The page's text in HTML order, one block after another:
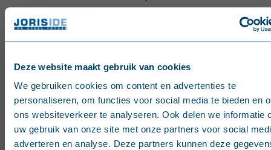
Deze website maakt gebruik van cookies
We gebruiken cookies om content en advertenties te
personaliseren, om functies voor social media te bieden en
ons websiteverkeer te analyseren. Ook delen we informatie
uw gebruik van onze site met onze partners voor social
adverteren en analyse. Deze partners kunnen deze
English (United Kingdom)
Nederlands (België)
Français (Belgique)
Met geometrieën geïnspireerd op traditionele houten
gevels (zoalslatten, planchetten en kepers) combineert
installatie en duurzaamheid van metaal, zonder de
onderhoudsintensieve eigenschappen van traditioneel
hout.
Download de documentatie